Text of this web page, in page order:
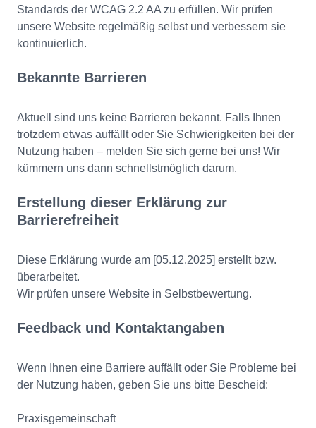
Standards der WCAG 2.2 AA zu erfüllen. Wir prüfen
unsere Website regelmäßig selbst und verbessern sie
kontinuierlich.
Bekannte Barrieren
Aktuell sind uns keine Barrieren bekannt. Falls Ihnen
trotzdem etwas auffällt oder Sie Schwierigkeiten bei der
Nutzung haben – melden Sie sich gerne bei uns! Wir
kümmern uns dann schnellstmöglich darum.
Erstellung dieser Erklärung zur
Barrierefreiheit
Diese Erklärung wurde am [05.12.2025] erstellt bzw.
überarbeitet.
Wir prüfen unsere Website in Selbstbewertung.
Feedback und Kontaktangaben
Wenn Ihnen eine Barriere auffällt oder Sie Probleme bei
der Nutzung haben, geben Sie uns bitte Bescheid:
Praxisgemeinschaft